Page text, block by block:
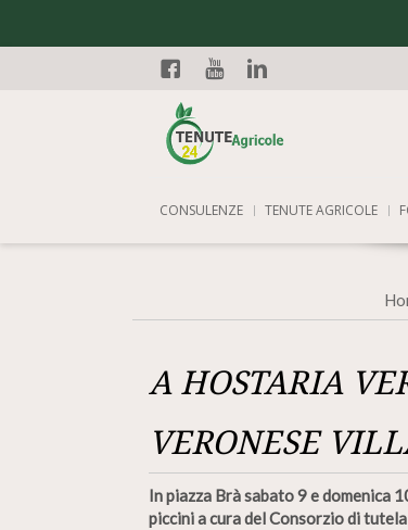
Facebook
CONSULENZE TENUTE AGRICOLE
A HOSTARIA
VERONESE
In piazza Brà sabato 9 e
piccini a cura del Consorzio di